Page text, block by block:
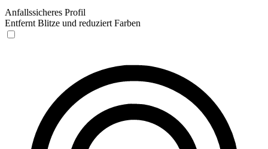
Anfallssicheres Profil
Entfernt Blitze und reduziert Farben